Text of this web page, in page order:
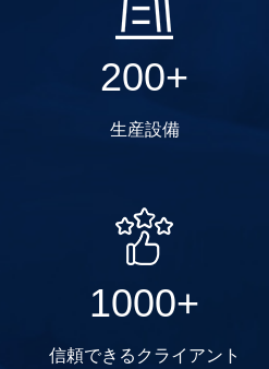
200+
生産設備
1000+
信頼できるクライアント